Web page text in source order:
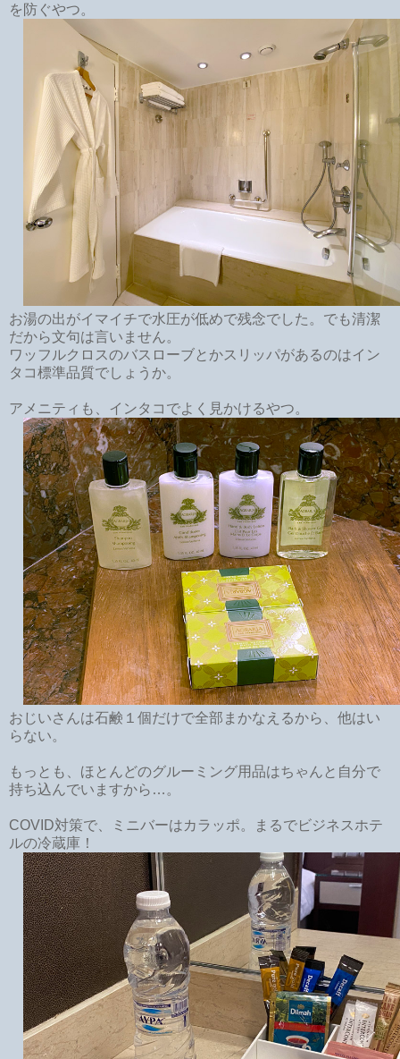
を防ぐやつ。
お湯の出がイマイチで水圧が低めで残念でした。でも清潔
だから文句は言いません。
ワッフルクロスのバスローブとかスリッパがあるのはイン
タコ標準品質でしょうか。
アメニティも、インタコでよく見かけるやつ。
おじいさんは石鹸１個だけで全部まかなえるから、他はい
らない。
もっとも、ほとんどのグルーミング用品はちゃんと自分で
持ち込んでいますから…。
COVID対策で、ミニバーはカラッポ。まるでビジネスホテ
ルの冷蔵庫！